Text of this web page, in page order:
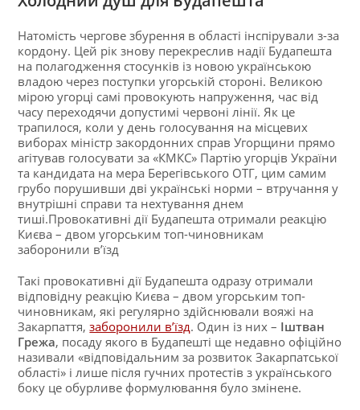
Натомість чергове збурення в області інспірували з-за
кордону. Цей рік знову перекреслив надії Будапешта
на полагодження стосунків із новою українською
владою через поступки угорській стороні. Великою
мірою угорці самі провокують напруження, час від
часу переходячи допустимі червоні лінії. Як це
трапилося, коли у день голосування на місцевих
виборах міністр закордонних справ Угорщини прямо
агітував голосувати за «КМКС» Партію угорців України
та кандидата на мера Берегівського ОТГ, цим самим
грубо порушивши дві українські норми – втручання у
внутрішні справи та нехтування днем
тиші.Провокативні дії Будапешта отримали реакцію
Києва – двом угорським топ-чиновникам
заборонили в’їзд
Такі провокативні дії Будапешта одразу отримали
відповідну реакцію Києва – двом угорським топ-
чиновникам, які регулярно здійснювали вояжі на
Закарпаття,заборонили в’їзд. Один із них – Іштван
Грежа, посаду якого в Будапешті ще недавно офіційно
називали «відповідальним за розвиток Закарпатської
області» і лише після гучних протестів з українського
боку це обурливе формулювання було змінене.